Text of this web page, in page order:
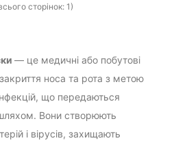
сторінок: 1)
— це медичні або побутові
носа та рота з метою
що передаються
Вони створюють
і вірусів, захищають